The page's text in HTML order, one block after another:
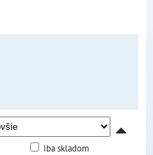
Iba skladom